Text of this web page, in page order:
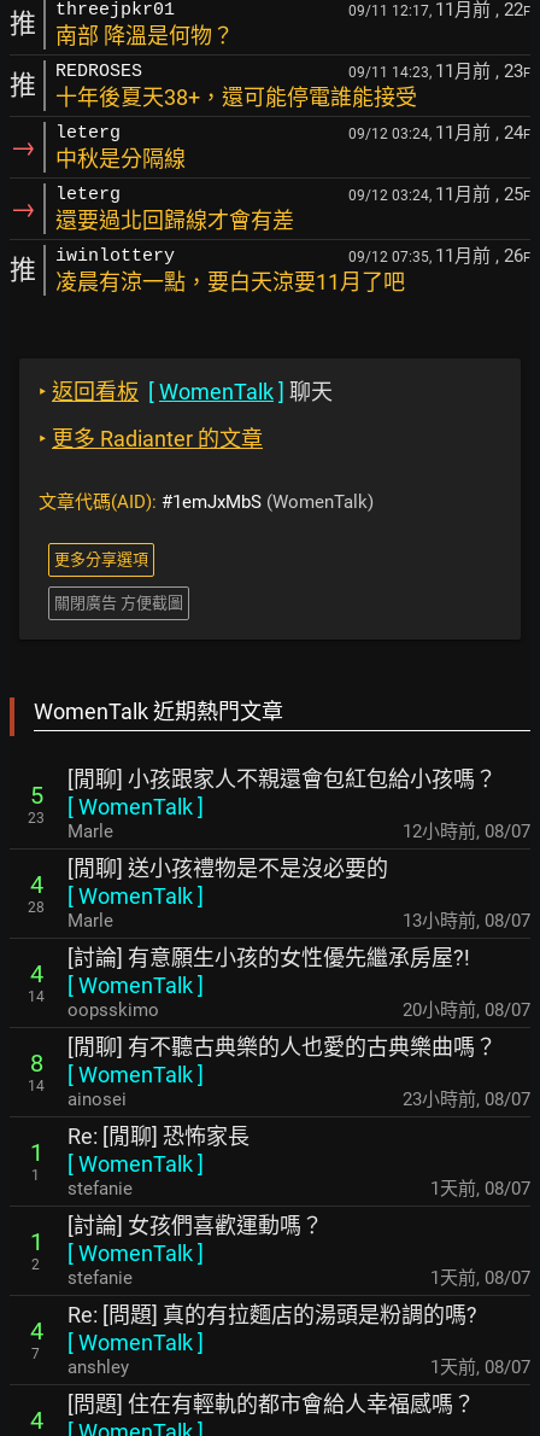
推 threejpkr01 09/11 12:17, 11月前 , 22F
南部 降溫是何物？
推 REDROSES 09/11 14:23, 11月前 , 23F
十年後夏天38+，還可能停電誰能接受
→ leterg 09/12 03:24, 11月前 , 24F
中秋是分隔線
→ leterg 09/12 03:24, 11月前 , 25F
還要過北回歸線才會有差
推 iwinlottery 09/12 07:35, 11月前 , 26F
凌晨有涼一點，要白天涼要11月了吧
‣ 返回看板 [WomenTalk] 聊天
‣ 更多 Radianter 的文章
文章代碼(AID): #1emJxMbS (WomenTalk)
更多分享選項
關閉廣告 方便截圖
WomenTalk 近期熱門文章
5
23
[閒聊] 小孩跟家人不親還會包紅包給小孩嗎？
[WomenTalk]
Marle 12小時前, 08/07
4
28
[閒聊] 送小孩禮物是不是沒必要的
[WomenTalk]
Marle 13小時前, 08/07
4
14
[討論] 有意願生小孩的女性優先繼承房屋?!
[WomenTalk]
oopsskimo 20小時前, 08/07
8
14
[閒聊] 有不聽古典樂的人也愛的古典樂曲嗎？
[WomenTalk]
ainosei 23小時前, 08/07
1
1
Re: [閒聊] 恐怖家長
[WomenTalk]
stefanie 1天前, 08/07
1
2
[討論] 女孩們喜歡運動嗎？
[WomenTalk]
stefanie 1天前, 08/07
4
7
Re: [問題] 真的有拉麵店的湯頭是粉調的嗎?
[WomenTalk]
anshley 1天前, 08/07
4
[問題] 住在有輕軌的都市會給人幸福感嗎？